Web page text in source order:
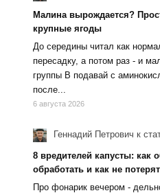
Малина вырождается?
крупные ягоды
До середины читал как
пересадку, а потом раз - и
группы В подавай с
после...
6 августа 2026
Геннадий Петрович к
8 вредителей капусты: как
обработать и как не
Про фонарик вечером -